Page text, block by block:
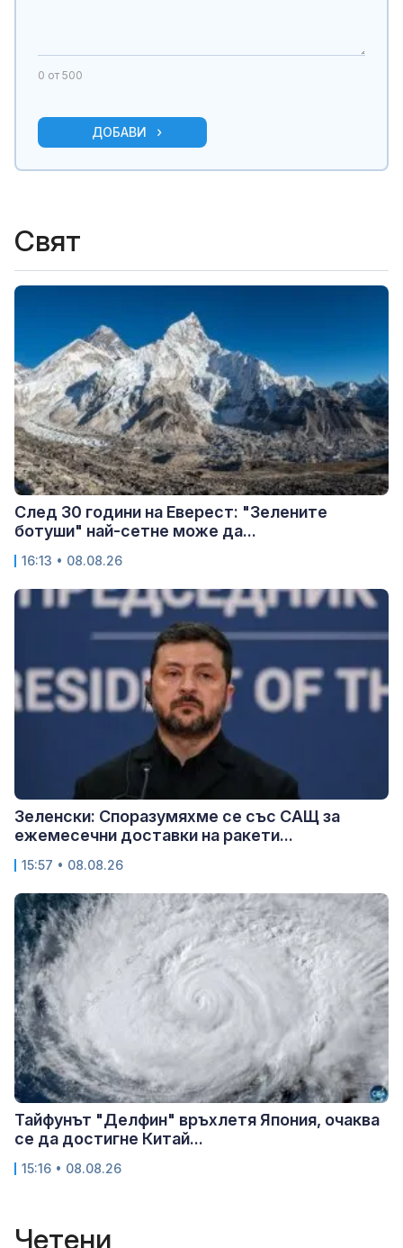
0 от 500
ДОБАВИ
Свят
След 30 години на Еверест: "Зелените
ботуши" най-сетне може да...
16:13 • 08.08.26
Зеленски: Споразумяхме се със САЩ за
ежемесечни доставки на ракети...
15:57 • 08.08.26
Тайфунът "Делфин" връхлетя Япония, очаква
се да достигне Китай...
15:16 • 08.08.26
Четени